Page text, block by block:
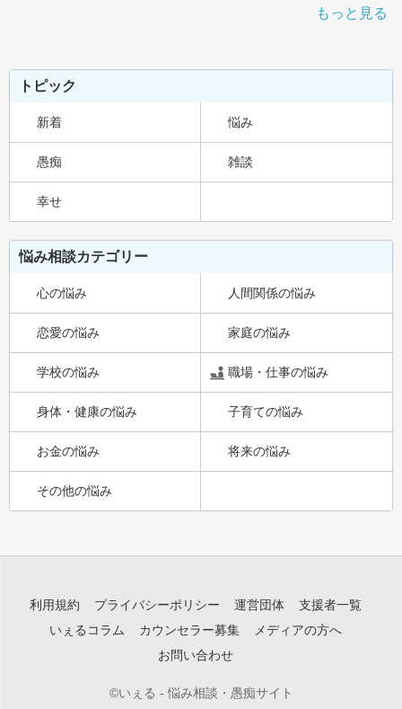
もっと見る
トピック
新着 悩み
愚痴 雑談
幸せ
悩み相談カテゴリー
心の悩み 人間関係の悩み
恋愛の悩み 家庭の悩み
学校の悩み 職場・仕事の悩み
身体・健康の悩み 子育ての悩み
お金の悩み 将来の悩み
その他の悩み
利用規約 プライバシーポリシー 運営団体
支援者一覧
いぇるコラム
カウンセラー募集
メディアの方へ
お問い合わせ
©いぇる - 悩み相談・愚痴サイト